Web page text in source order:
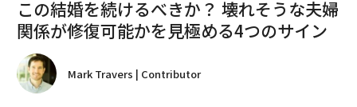
この結婚を続けるべきか？ 壊れそうな夫婦
関係が修復可能かを見極める4つのサイン
Mark Travers | Contributor